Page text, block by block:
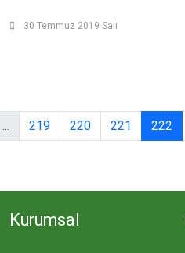
30 Temmuz 2019 Salı
219 220 221 222
Kurumsal